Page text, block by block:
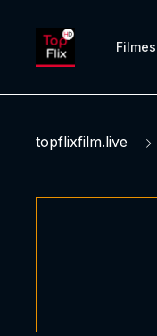
Filmes
topflixfilm.live